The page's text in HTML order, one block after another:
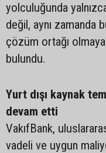
yolculuğunda
değil, aynı zamanda
çözüm ortağı
bulundu.
Yurt dışı kaynak
devam etti
VakıfBank,
vadeli ve uygun